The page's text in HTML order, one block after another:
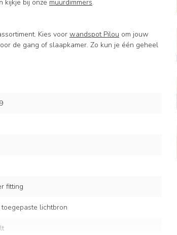
kijkje bij onze muurdimmers.
Kies voor wandspot Pilou om jouw
de gang of slaapkamer. Zo kun je één geheel
fitting
lichtbron